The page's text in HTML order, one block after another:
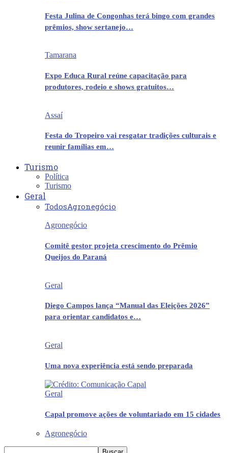
Festa Julina de Congonhas terá bingo com grandes
prêmios, show sertanejo…
Tamarana
Expo Educa Rural reúne capacitação para
produtores, rodeio e shows gratuitos…
Assaí
Festa do Tropeiro vai resgatar tradições culturais e
reunir famílias em…
Turismo
Política
Turismo
Geral
TodosAgronegócio
Agronegócio
Comitê gestor projeta crescimento do Prêmio
Queijos do Paraná
Geral
Diego Campos lança “Manual das Eleições 2026”
para orientar candidatos e…
Geral
Uma nova experiência está sendo preparada
Geral
Capal promove ações de voluntariado em 15 cidades
Agronegócio